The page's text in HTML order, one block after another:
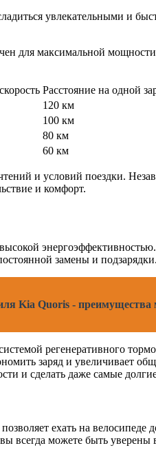
увлекательными и
для максимальной
Расстояние на одной
120 км
100 км
80 км
60 км
и условий поездки.
и комфорт.
замены и
Kia Quoris - преимущества
регенеративного
заряд и увеличивает
и сделать даже самые
ехать на
всегда можете быть уверены